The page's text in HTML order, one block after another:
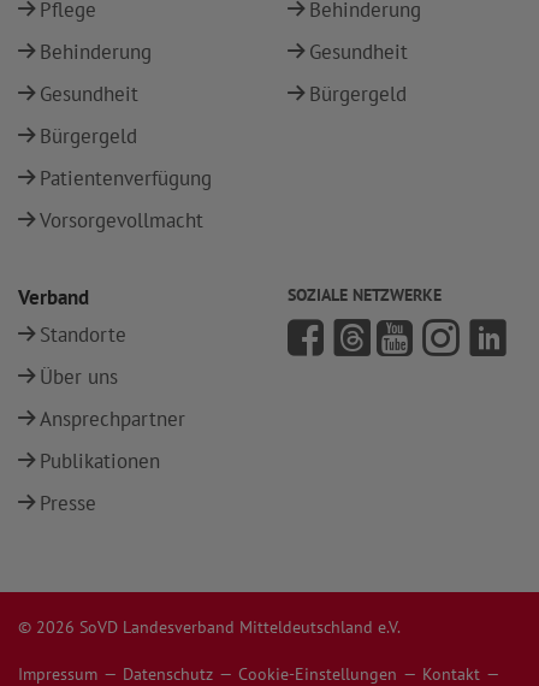
Pflege
Behinderung
Gesundheit
Bürgergeld
Patientenverfügung
Vorsorgevollmacht
Behinderung
Gesundheit
Bürgergeld
Verband
Standorte
Über uns
Ansprechpartner
Publikationen
Presse
SOZIALE NETZWERKE
© 2026 SoVD Landesverband Mitteldeutschland e.V.
Impressum Datenschutz Cookie-Einstellungen Kontakt